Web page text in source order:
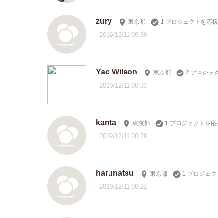
zury 東京都 1 プロジェクトを応援
2019/12/11 00:39
Yao Wilson 東京都 2 プロジェ
2019/12/11 00:33
kanta 東京都 1 プロジェクトを応
2019/12/11 00:28
harunatsu 東京都 1 プロジェ
2019/12/11 00:21